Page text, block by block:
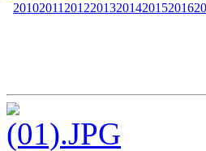
20102011 20122013201420152016